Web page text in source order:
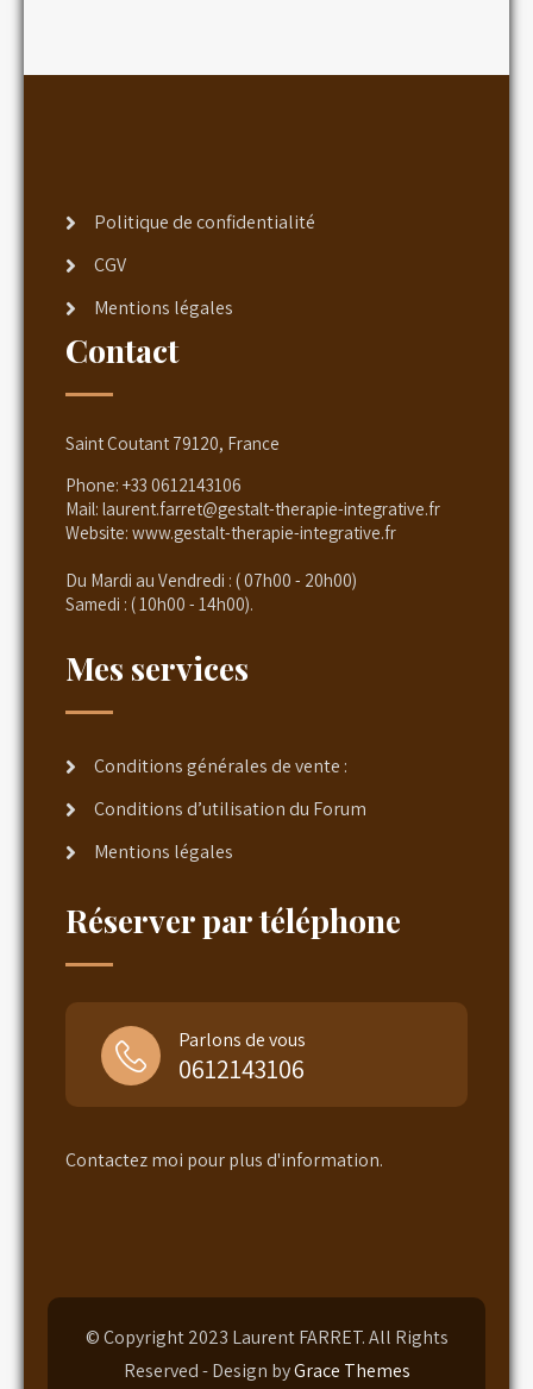
Politique de confidentialité
CGV
Mentions légales
Contact
Saint Coutant 79120, France
Phone: +33 0612143106
Mail: laurent.farret@gestalt-therapie-integrative.fr
Website: www.gestalt-therapie-integrative.fr
Du Mardi au Vendredi : ( 07h00 - 20h00)
Samedi : ( 10h00 - 14h00).
Mes services
Conditions générales de vente :
Conditions d’utilisation du Forum
Mentions légales
Réserver par téléphone
Parlons de vous
0612143106
Contactez moi pour plus d'information.
© Copyright 2023 Laurent FARRET. All Rights
Reserved - Design byGrace Themes